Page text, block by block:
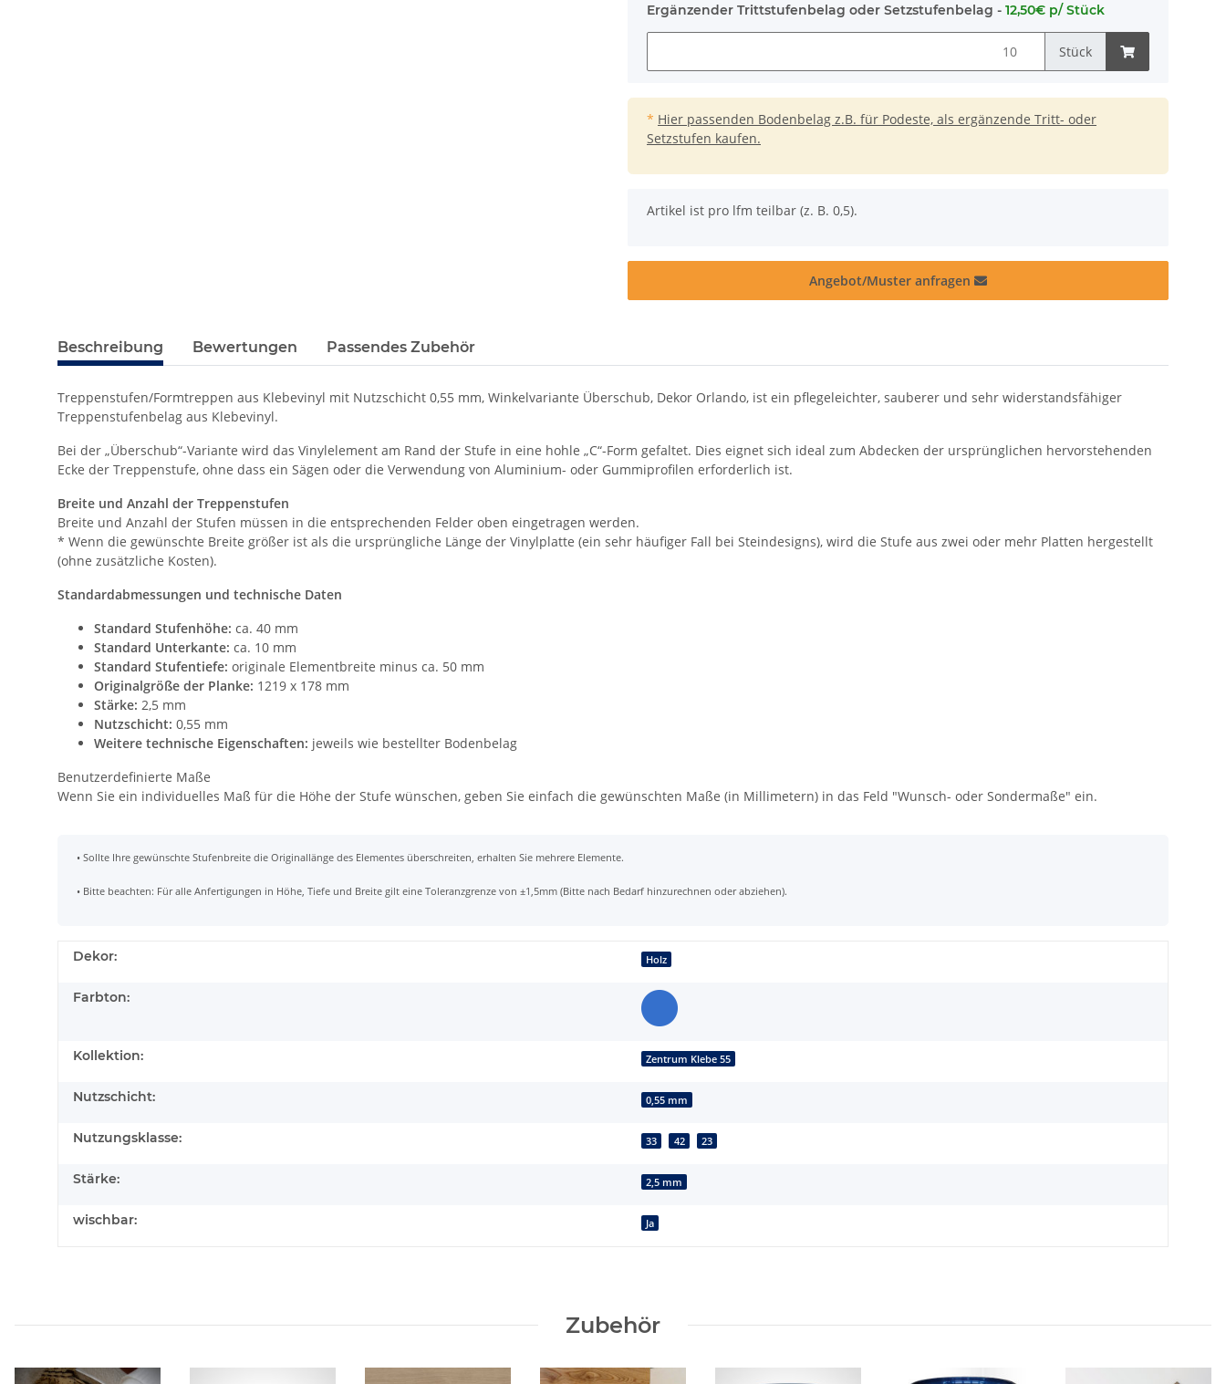
Ergänzender Trittstufenbelag oder Setzstufenbelag - 12,50€ p/ Stück
Stück
* Hier passenden Bodenbelag z.B. für Podeste, als ergänzende Tritt- oder
Setzstufen kaufen.
x
Artikel ist pro lfm teilbar (z. B. 0,5).
Angebot/Muster anfragen
Beschreibung Bewertungen Passendes Zubehör
Treppenstufen/Formtreppen aus Klebevinyl mit Nutzschicht 0,55 mm, Winkelvariante Überschub, Dekor Orlando, ist ein pflegeleichter, sauberer und sehr widerstandsfähiger
Treppenstufenbelag aus Klebevinyl.
Bei der „Überschub“-Variante wird das Vinylelement am Rand der Stufe in eine hohle „C“-Form gefaltet. Dies eignet sich ideal zum Abdecken der ursprünglichen hervorstehenden
Ecke der Treppenstufe, ohne dass ein Sägen oder die Verwendung von Aluminium- oder Gummiprofilen erforderlich ist.
Breite und Anzahl der Treppenstufen
Breite und Anzahl der Stufen müssen in die entsprechenden Felder oben eingetragen werden.
* Wenn die gewünschte Breite größer ist als die ursprüngliche Länge der Vinylplatte (ein sehr häufiger Fall bei Steindesigns), wird die Stufe aus zwei oder mehr Platten hergestellt
(ohne zusätzliche Kosten).
Standardabmessungen und technische Daten
Standard Stufenhöhe: ca. 40 mm
Standard Unterkante: ca. 10 mm
Standard Stufentiefe: originale Elementbreite minus ca. 50 mm
Originalgröße der Planke: 1219 x 178 mm
Stärke: 2,5 mm
Nutzschicht: 0,55 mm
Weitere technische Eigenschaften: jeweils wie bestellter Bodenbelag
Benutzerdefinierte Maße
Wenn Sie ein individuelles Maß für die Höhe der Stufe wünschen, geben Sie einfach die gewünschten Maße (in Millimetern) in das Feld "Wunsch- oder Sondermaße" ein.
• Sollte Ihre gewünschte Stufenbreite die Originallänge des Elementes überschreiten, erhalten Sie mehrere Elemente.
• Bitte beachten: Für alle Anfertigungen in Höhe, Tiefe und Breite gilt eine Toleranzgrenze von ±1,5mm (Bitte nach Bedarf hinzurechnen oder abziehen).
Dekor: Holz
Farbton:
Kollektion: Zentrum Klebe 55
Nutzschicht: 0,55 mm
Nutzungsklasse: 33 42 23
Stärke: 2,5 mm
wischbar: Ja
Zubehör